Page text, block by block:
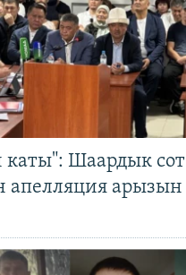
каты": Шаардык сот
апелляция арызын